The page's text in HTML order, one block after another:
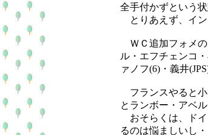
全手付かずという状
とりあえず、イン
ＷＣ追加フォメの
ル・エフチェンコ
ァノフ(6)・義井(JPS)
フランスやると小
とランボー・アベ
おそらくは、ドイ
るのは悩ましいし・